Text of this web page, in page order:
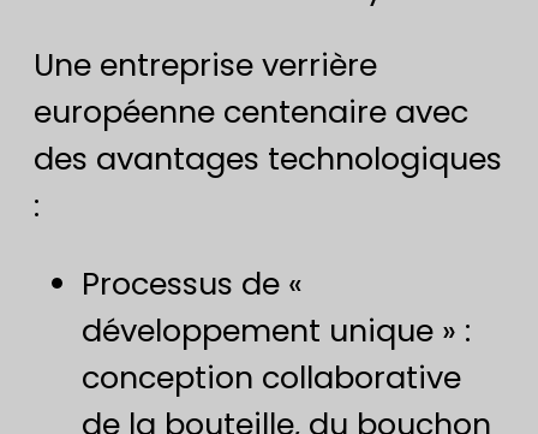
Une entreprise verrière
européenne centenaire avec
des avantages technologiques
:
Processus de «
développement unique » :
conception collaborative
de la bouteille, du bouchon